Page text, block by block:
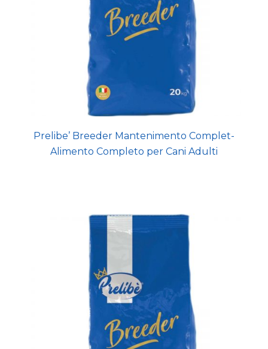
Prelibe’ Breeder Mantenimento Complet-
Alimento Completo per Cani Adulti